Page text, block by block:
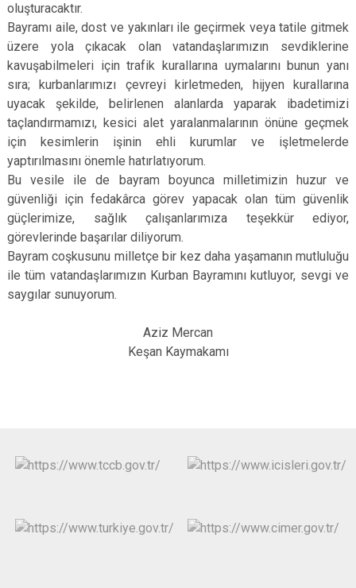
oluşturacaktır.
Bayramı aile, dost ve yakınları ile geçirmek veya tatile gitmek
üzere yola çıkacak olan vatandaşlarımızın sevdiklerine
kavuşabilmeleri için trafik kurallarına uymalarını bunun yanı
sıra; kurbanlarımızı çevreyi kirletmeden, hijyen kurallarına
uyacak şekilde, belirlenen alanlarda yaparak ibadetimizi
taçlandırmamızı, kesici alet yaralanmalarının önüne geçmek
için kesimlerin işinin ehli kurumlar ve işletmelerde
yaptırılmasını önemle hatırlatıyorum.
Bu vesile ile de bayram boyunca milletimizin huzur ve
güvenliği için fedakârca görev yapacak olan tüm güvenlik
güçlerimize, sağlık çalışanlarımıza teşekkür ediyor,
görevlerinde başarılar diliyorum.
Bayram coşkusunu milletçe bir kez daha yaşamanın mutluluğu
ile tüm vatandaşlarımızın Kurban Bayramını kutluyor, sevgi ve
saygılar sunuyorum.
Aziz Mercan
Keşan Kaymakamı